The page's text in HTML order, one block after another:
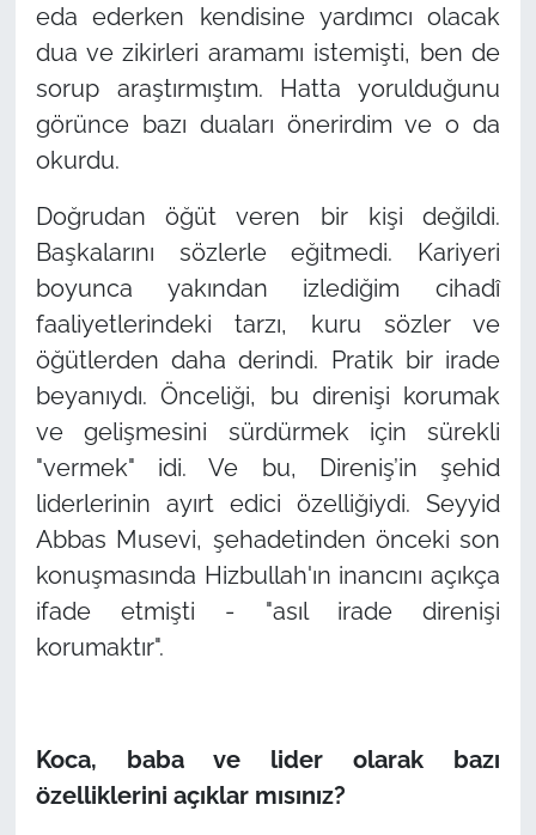
eda ederken kendisine yardımcı olacak
dua ve zikirleri aramamı istemişti, ben de
sorup araştırmıştım. Hatta yorulduğunu
görünce bazı duaları önerirdim ve o da
okurdu.
Doğrudan öğüt veren bir kişi değildi.
Başkalarını sözlerle eğitmedi. Kariyeri
boyunca yakından izlediğim cihadî
faaliyetlerindeki tarzı, kuru sözler ve
öğütlerden daha derindi. Pratik bir irade
beyanıydı. Önceliği, bu direnişi korumak
ve gelişmesini sürdürmek için sürekli
"vermek" idi. Ve bu, Direniş’in şehid
liderlerinin ayırt edici özelliğiydi. Seyyid
Abbas Musevi, şehadetinden önceki son
konuşmasında Hizbullah'ın inancını açıkça
ifade etmişti - "asıl irade direnişi
korumaktır".
Koca, baba ve lider olarak bazı
özelliklerini açıklar mısınız?